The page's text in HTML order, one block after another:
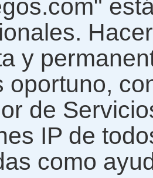
y
oportuno,
de
IP de
como